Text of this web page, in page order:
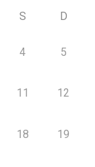
S D
4 5
11 12
18 19